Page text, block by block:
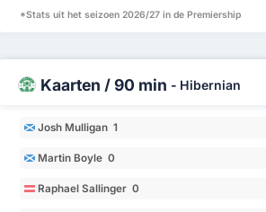
*Stats uit het seizoen 2026/27 in de Premiership
Kaarten / 90 min - Hibernian
Josh Mulligan 1
Martin Boyle 0
Raphael Sallinger 0